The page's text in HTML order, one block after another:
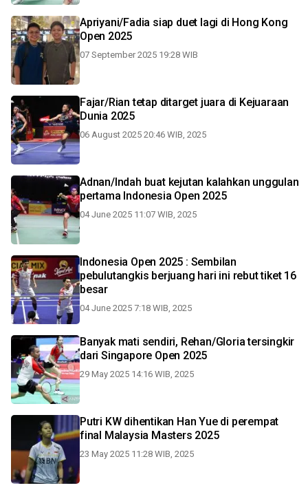
Apriyani/Fadia siap duet lagi di Hong Kong
Open 2025
07 September 2025 19:28 WIB
Fajar/Rian tetap ditarget juara di Kejuaraan
Dunia 2025
06 August 2025 20:46 WIB, 2025
Adnan/Indah buat kejutan kalahkan unggulan
pertama Indonesia Open 2025
04 June 2025 11:07 WIB, 2025
Indonesia Open 2025 : Sembilan
pebulutangkis berjuang hari ini rebut tiket 16
besar
04 June 2025 7:18 WIB, 2025
Banyak mati sendiri, Rehan/Gloria tersingkir
dari Singapore Open 2025
29 May 2025 14:16 WIB, 2025
Putri KW dihentikan Han Yue di perempat
final Malaysia Masters 2025
23 May 2025 11:28 WIB, 2025